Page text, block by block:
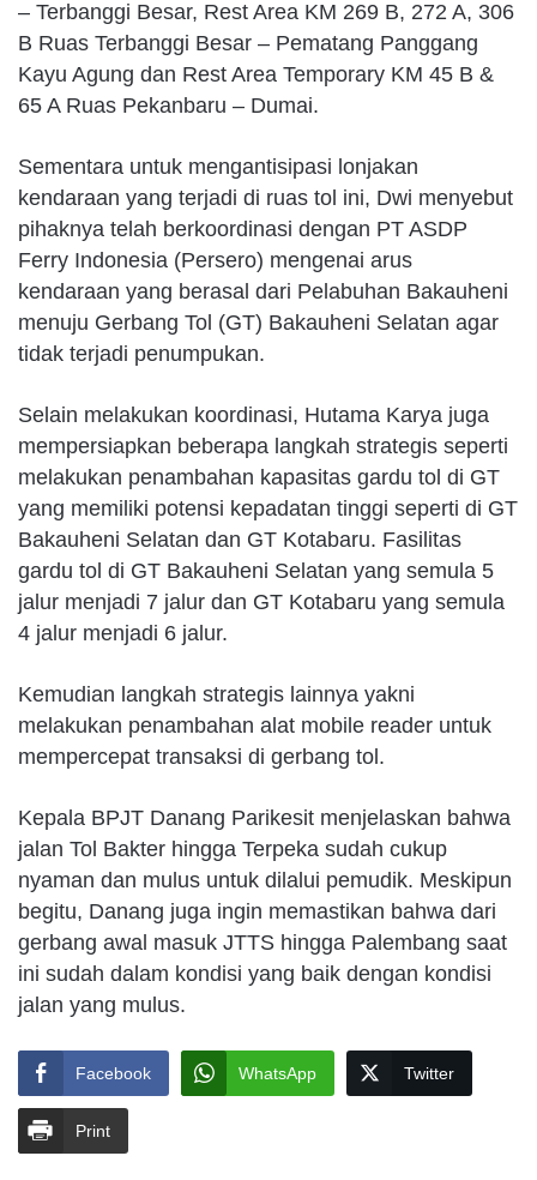
– Terbanggi Besar, Rest Area KM 269 B, 272 A, 306
B Ruas Terbanggi Besar – Pematang Panggang
Kayu Agung dan Rest Area Temporary KM 45 B &
65 A Ruas Pekanbaru – Dumai.
Sementara untuk mengantisipasi lonjakan
kendaraan yang terjadi di ruas tol ini, Dwi menyebut
pihaknya telah berkoordinasi dengan PT ASDP
Ferry Indonesia (Persero) mengenai arus
kendaraan yang berasal dari Pelabuhan Bakauheni
menuju Gerbang Tol (GT) Bakauheni Selatan agar
tidak terjadi penumpukan.
Selain melakukan koordinasi, Hutama Karya juga
mempersiapkan beberapa langkah strategis seperti
melakukan penambahan kapasitas gardu tol di GT
yang memiliki potensi kepadatan tinggi seperti di GT
Bakauheni Selatan dan GT Kotabaru. Fasilitas
gardu tol di GT Bakauheni Selatan yang semula 5
jalur menjadi 7 jalur dan GT Kotabaru yang semula
4 jalur menjadi 6 jalur.
Kemudian langkah strategis lainnya yakni
melakukan penambahan alat mobile reader untuk
mempercepat transaksi di gerbang tol.
Kepala BPJT Danang Parikesit menjelaskan bahwa
jalan Tol Bakter hingga Terpeka sudah cukup
nyaman dan mulus untuk dilalui pemudik. Meskipun
begitu, Danang juga ingin memastikan bahwa dari
gerbang awal masuk JTTS hingga Palembang saat
ini sudah dalam kondisi yang baik dengan kondisi
jalan yang mulus.
Facebook WhatsApp Twitter
Print